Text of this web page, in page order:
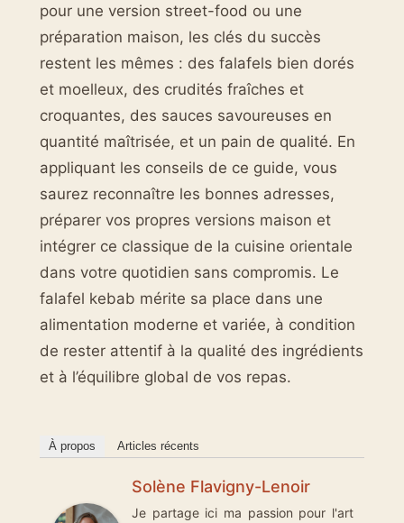
pour une version street-food ou une
préparation maison, les clés du succès
restent les mêmes : des falafels bien dorés
et moelleux, des crudités fraîches et
croquantes, des sauces savoureuses en
quantité maîtrisée, et un pain de qualité. En
appliquant les conseils de ce guide, vous
saurez reconnaître les bonnes adresses,
préparer vos propres versions maison et
intégrer ce classique de la cuisine orientale
dans votre quotidien sans compromis. Le
falafel kebab mérite sa place dans une
alimentation moderne et variée, à condition
de rester attentif à la qualité des ingrédients
et à l’équilibre global de vos repas.
À propos Articles récents
Solène Flavigny-Lenoir
Je partage ici ma passion pour l'art